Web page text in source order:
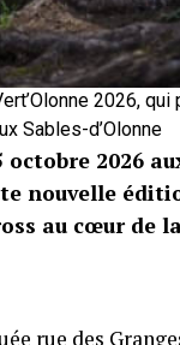
2026,
Sables-d’Olonne
2026
nouvelle
au cœur de
rue des